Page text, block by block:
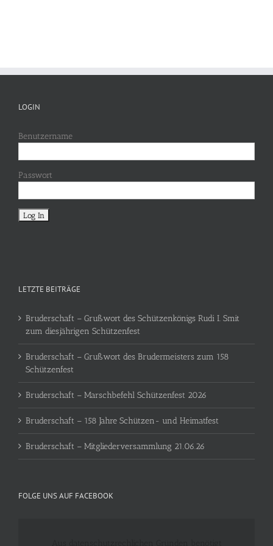
LOGIN
Benutzername
Passwort
LETZTE BEITRÄGE
Bruderschaft – Grußwort des Schützenkönigs Rudi I. Smit
zum diesjährigen Schützenfest
Bruderschaft – Grußwort des Brudermeisters zum 158
Schützenfest
Bruderschaft – Marschbefehl Schützenfest 2026
Bruderschaft – 158 Jahre Schützen- und Heimatfest
Bruderschaft – Mitgliederversammlung 21.06.26
FOLGE UNS AUF FACEBOOK